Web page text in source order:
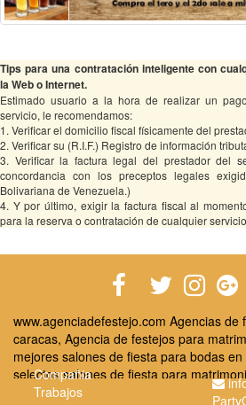
Tips para una contratación inteligente con
la Web o Internet.
Estimado usuario a la hora de realizar un
servicio, le recomendamos:
1. Verificar el domicilio fiscal físicamente del
2. Verificar su (R.I.F.) Registro de información
3. Verificar la factura legal del prestador del
concordancia con los preceptos legales
Bolivariana de Venezuela.)
4. Y por último, exigir la factura fiscal al
para la reserva o contratación de cualquier
www.agenciadefestejo.com Agencias de
caracas, Agencia de festejos para
mejores salones de fiesta para bodas
selectos salones de fiesta para
Compañia
Trabajos